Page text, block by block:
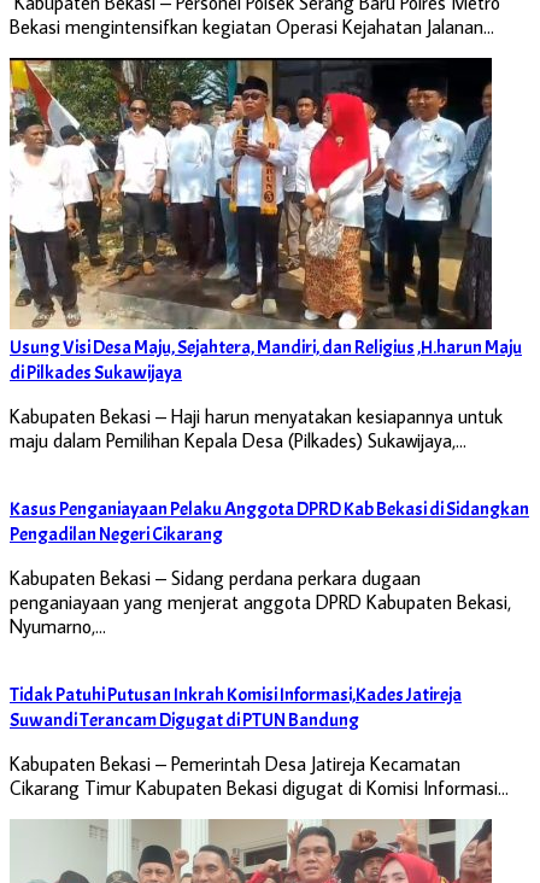
Bekasi mengintensifkan kegiatan Operasi Kejahatan Jalanan…
Usung Visi Desa Maju, Sejahtera, Mandiri, dan Religius ,H.harun Maju
di Pilkades Sukawijaya
Kabupaten Bekasi – Haji harun menyatakan kesiapannya untuk
maju dalam Pemilihan Kepala Desa (Pilkades) Sukawijaya,…
Kasus Penganiayaan Pelaku Anggota DPRD Kab Bekasi di Sidangkan
Pengadilan Negeri Cikarang
Kabupaten Bekasi – Sidang perdana perkara dugaan
penganiayaan yang menjerat anggota DPRD Kabupaten Bekasi,
Nyumarno,…
Tidak Patuhi Putusan Inkrah Komisi Informasi,Kades Jatireja
Suwandi Terancam Digugat di PTUN Bandung
Kabupaten Bekasi – Pemerintah Desa Jatireja Kecamatan
Cikarang Timur Kabupaten Bekasi digugat di Komisi Informasi…